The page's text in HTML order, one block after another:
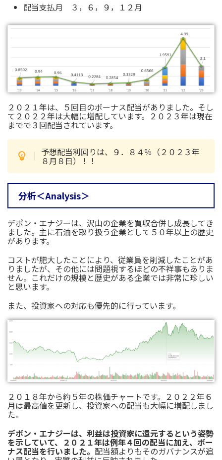
配当支払月 ３，６，９，１２月
２０２１年は、５回目のボーナス配当がありました。そし
て２０２２年は大幅に増配しています。２０２３年は現在
までで３回配当されています。
予想配当利回りは、９．８４％（２０２３年
８月８日）！！
分析＜Analysis＞
デポン・エナジーは、沢山の企業を買収合併し成長してき
ました。主に石油を取り扱う企業として５０年以上の歴史
があります。
コストが肥大したことにより、従業員を削減したことがあ
りましたが、その他には問題視するほどの不祥事もありま
せん。これだけの規模と歴史がある企業では非常に珍しい
と思います。
また、投資家への対応も優先的に行っています。
２０１８年から約５年の株価チャートです。２０２２年６
月は最高値を更新し、投資家への配当も大幅に増配しまし
た。
デボン・エナジーは、利益は投資家に還元するという姿勢
を示していて、２０２１年は例年４回の配当に加え、ボー
ナス配当を行いました。 配当額よりもそのガバナンスが追